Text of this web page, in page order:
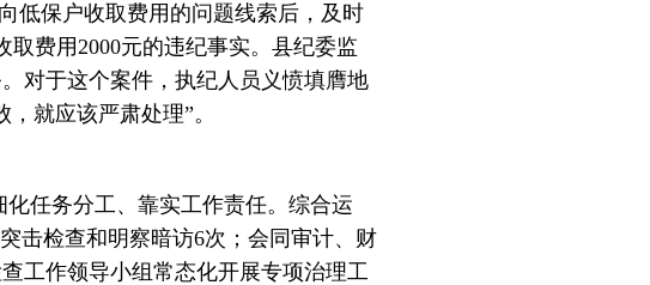
低保户收取费用的问题线索后，及时
取费用2000元的违纪事实。县纪委监
对于这个案件，执纪人员义愤填膺地
就应该严肃处理”。
任务分工、靠实工作责任。综合运
击检查和明察暗访6次；会同审计、财
工作领导小组常态化开展专项治理工